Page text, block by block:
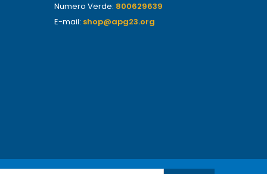
Numero Verde: 800629639
E-mail: shop@apg23.org